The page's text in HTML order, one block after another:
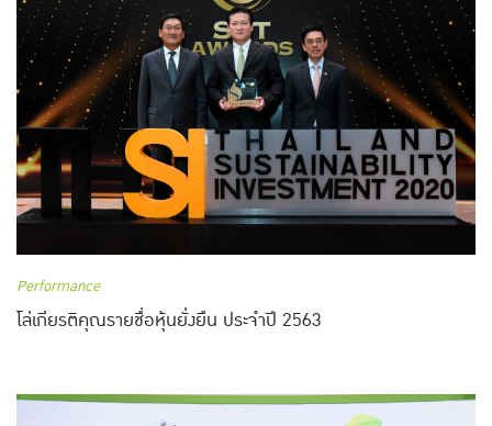
Performance
โล่เกียรติคุณรายชื่อหุ้นยั่งยืน ประจำปี 2563